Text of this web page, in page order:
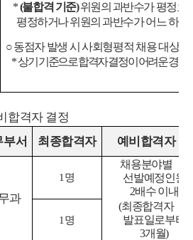
*(불합격 기준) 위원의 과반수가 평정요
평정하거나 위원의 과반수가 어느 하나
○동점자 발생 시 사회형평적 채용 대상자
*상기 기준으로 합격자 결정이 어려운 경우
합격자 결정
부서 최종합격자 예비합격자
과
1명
채용분야별
선발예정인원
2배수 이내
(최종합격자
발표일로부터
3개월)
1명